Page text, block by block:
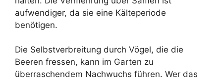
aufwendiger, da sie eine Kälteperiode
benötigen.
Die Selbstverbreitung durch Vögel, die die
Beeren fressen, kann im Garten zu
überraschendem Nachwuchs führen. Wer das